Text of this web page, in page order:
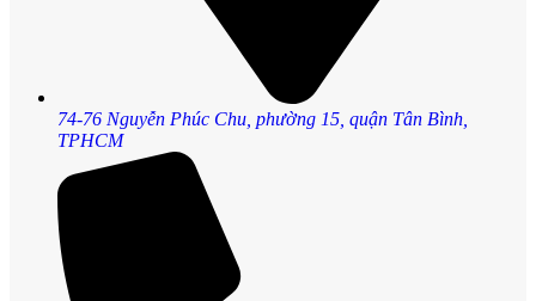
74-76 Nguyễn Phúc Chu, phường 15, quận Tân Bình,
TPHCM